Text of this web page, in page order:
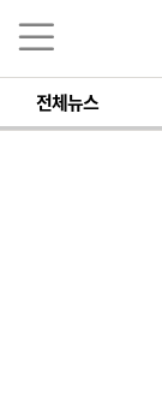
전체뉴스